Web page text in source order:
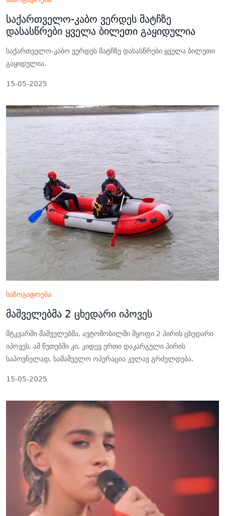
საქართველო-კაბო ვერდეს მატჩზე
დასასწრები ყველა ბილეთი გაყიდულია
საქართველო-კაბო ვერდეს მატჩზე დასასწრები ყველა ბილეთი
გაყიდულია.
15-05-2025
საზოგადოება
მაშველებმა 2 ცხედარი იპოვეს
მტკვარში მაშველებმა, ავტომობილში მყოფი 2 პირის ცხედარი
იპოვეს. ამ წუთებში კი, კიდევ ერთი დაკარგული პირის
საპოვნელად, სამაშველო ოპერაცია კვლავ გრძელდება.
15-05-2025